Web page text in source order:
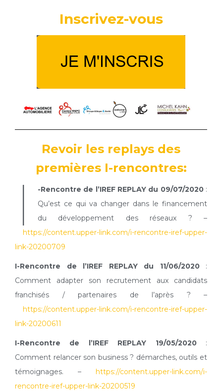
Inscrivez-vous
Revoir les replays des
premières I-rencontres:
I -Rencontre de l’IREF REPLAY du 09/07/2020 :
Qu’est ce qui va changer dans le financement
du développement des réseaux ? –
https://content.upper-link.com/i-rencontre-iref-upper-
link-20200709
I-Rencontre de l’IREF REPLAY du 11/06/2020 :
Comment adapter son recrutement aux candidats
franchisés / partenaires de l’après ? –
https://content.upper-link.com/i-rencontre-iref-upper-
link-20200611
I-Rencontre de l’IREF REPLAY 19/05/2020:
Comment relancer son business ? démarches, outils et
témoignages. – https://content.upper-link.com/i-
rencontre-iref-upper-link-20200519